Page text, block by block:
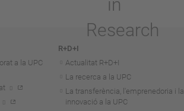
a la UPC
R+D+I
Actualitat R+D+I
La recerca a la UPC
La transferència, l'emprenedoria i la
innovació a la UPC